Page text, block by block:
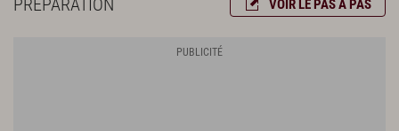
VOIR LE PAS À PAS